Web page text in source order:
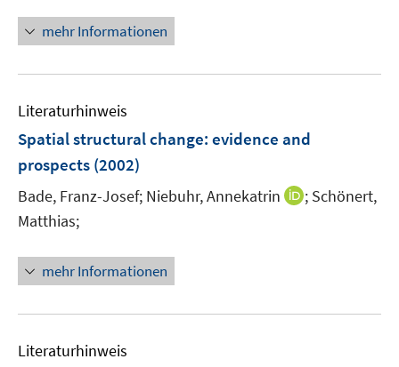
mehr Informationen
Literaturhinweis
Spatial structural change: evidence and
prospects (2002)
Bade, Franz-Josef; Niebuhr, Annekatrin
I; Schönert,
Matthias;
mehr Informationen
Literaturhinweis